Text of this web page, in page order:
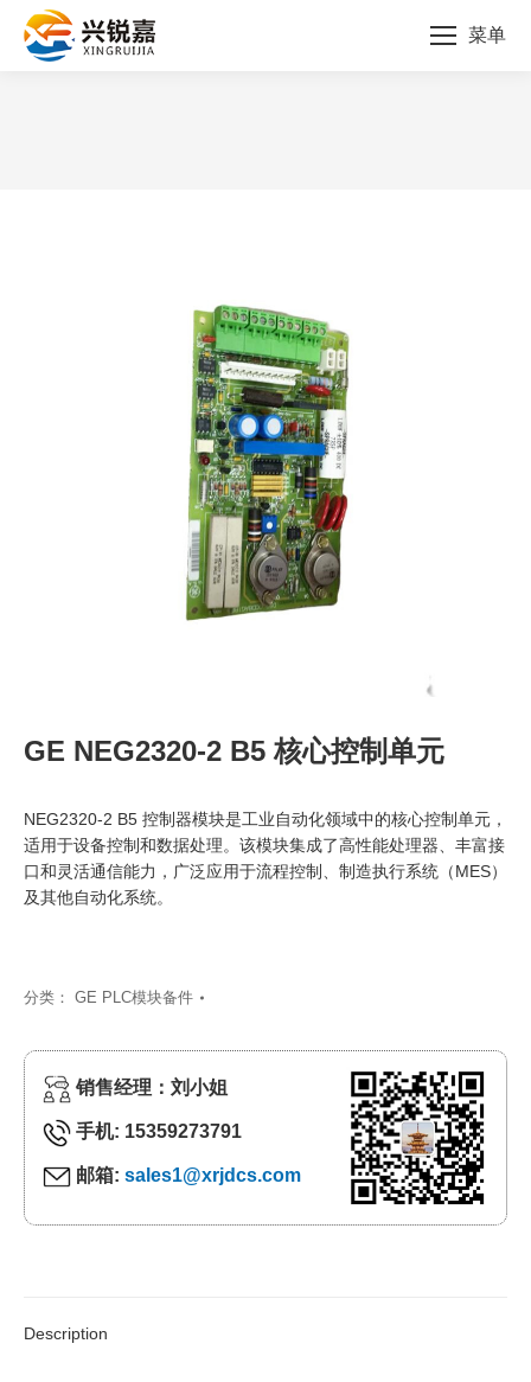
菜单
GE NEG2320-2 B5 核心控制单元
NEG2320-2 B5 控制器模块是工业自动化领域中的核心控制单元，
适用于设备控制和数据处理。该模块集成了高性能处理器、丰富接
口和灵活通信能力，广泛应用于流程控制、制造执行系统（MES）
及其他自动化系统。
分类： GE PLC模块备件
销售经理：刘小姐
手机: 15359273791
邮箱: sales1@xrjdcs.com
Description